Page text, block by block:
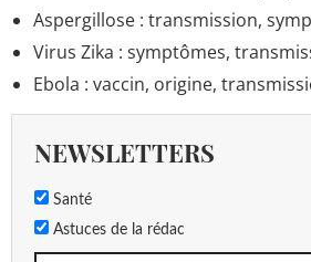
Aspergillose : transmission,
Virus Zika : symptômes,
Ebola : vaccin, origine,
NEWSLETTERS
Santé
Astuces de la rédac